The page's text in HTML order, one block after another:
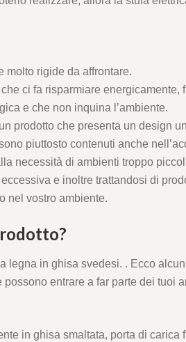
molto rigide da affrontare.
ci fa risparmiare energicamente,
e che non inquina l’ambiente.
prodotto che presenta un design
piuttosto contenuti anche
necessità di ambienti troppo
e inoltre trattandosi di
nel vostro ambiente.
legna in ghisa svedesi. . Ecco
entrare a far parte dei tuoi
in ghisa smaltata, porta di carica